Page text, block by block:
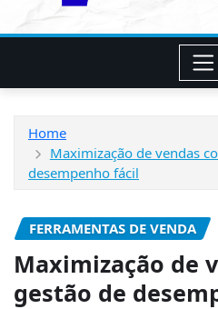
Home
Maximização de vendas
desempenho fácil
FERRAMENTAS DE VENDA
Maximização de
gestão de